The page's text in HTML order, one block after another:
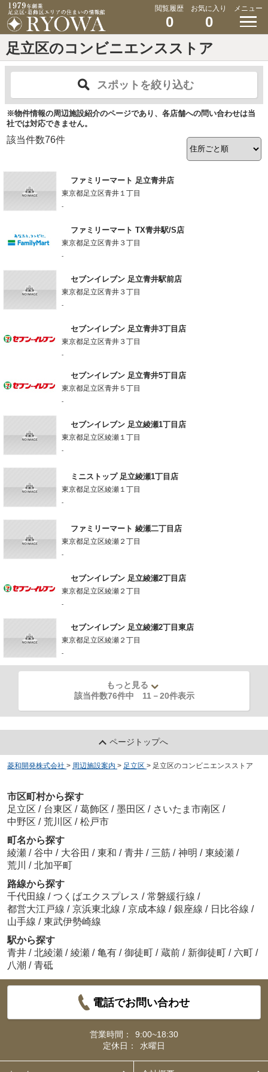
閲覧履歴
0
お気に入り
0
メニュー
足立区のコンビニエンスストア
スポットを絞り込む
※物件情報の周辺施設紹介のページであり、各店舗への問い合わせは当
社では対応できません。
該当件数76件
ファミリーマート 足立青井店
東京都足立区青井１丁目
-
ファミリーマート TX青井駅/S店
東京都足立区青井３丁目
-
セブンイレブン 足立青井駅前店
東京都足立区青井３丁目
-
セブンイレブン 足立青井3丁目店
東京都足立区青井３丁目
-
セブンイレブン 足立青井5丁目店
東京都足立区青井５丁目
-
セブンイレブン 足立綾瀬1丁目店
東京都足立区綾瀬１丁目
-
ミニストップ 足立綾瀬1丁目店
東京都足立区綾瀬１丁目
-
ファミリーマート 綾瀬二丁目店
東京都足立区綾瀬２丁目
-
セブンイレブン 足立綾瀬2丁目店
東京都足立区綾瀬２丁目
-
セブンイレブン 足立綾瀬2丁目東店
東京都足立区綾瀬２丁目
-
もっと見る
該当件数76件中 11 －20件表示
ページトップへ
菱和開発株式会社 > 周辺施設案内 > 足立区 > 足立区のコンビニエンスストア
市区町村から探す
足立区 / 台東区 / 葛飾区 / 墨田区 / さいたま市南区 /
中野区 / 荒川区 / 松戸市
町名から探す
綾瀬 / 谷中 / 大谷田 / 東和 / 青井 / 三筋 / 神明 / 東綾瀬 /
荒川 / 北加平町
路線から探す
千代田線 / つくばエクスプレス / 常磐緩行線 /
都営大江戸線 / 京浜東北線 / 京成本線 / 銀座線 / 日比谷線 /
山手線 / 東武伊勢崎線
駅から探す
青井 / 北綾瀬 / 綾瀬 / 亀有 / 御徒町 / 蔵前 / 新御徒町 / 六町 /
八潮 / 青砥
電話でお問い合わせ
営業時間：
9:00~18:30
定休日：
水曜日